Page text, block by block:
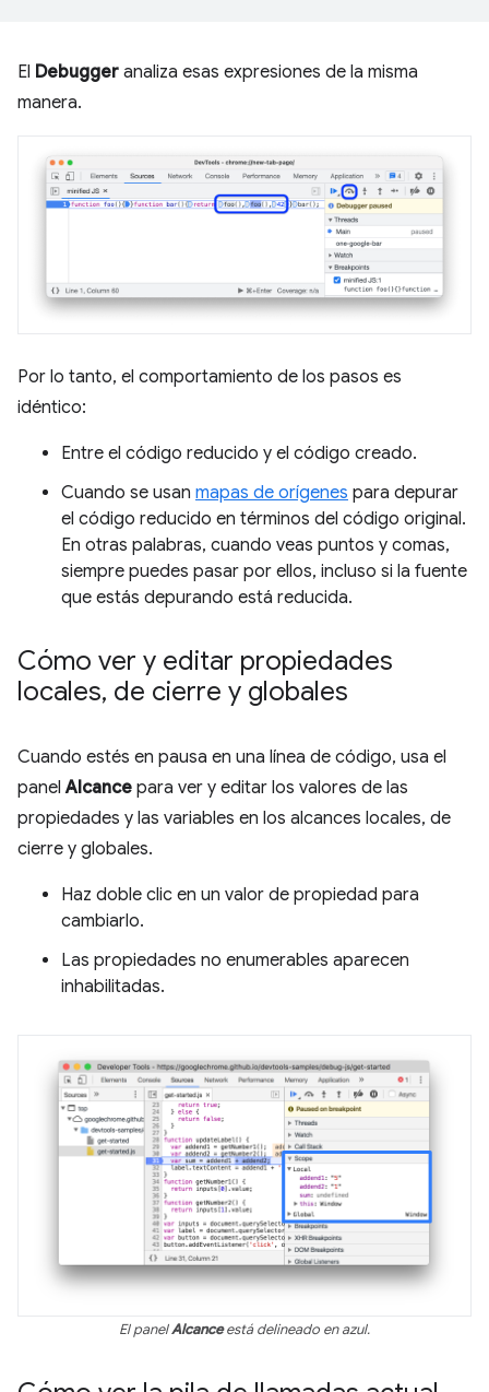
El Debugger analiza esas expresiones de la misma
manera.
Por lo tanto, el comportamiento de los pasos es
idéntico:
Entre el código reducido y el código creado.
Cuando se usan mapas de orígenes para depurar
el código reducido en términos del código original.
En otras palabras, cuando veas puntos y comas,
siempre puedes pasar por ellos, incluso si la fuente
que estás depurando está reducida.
Cómo ver y editar propiedades
locales, de cierre y globales
Cuando estés en pausa en una línea de código, usa el
panelAlcance para ver y editar los valores de las
propiedades y las variables en los alcances locales, de
cierre y globales.
Haz doble clic en un valor de propiedad para
cambiarlo.
Las propiedades no enumerables aparecen
inhabilitadas.
El panelAlcanceestá delineado en azul.